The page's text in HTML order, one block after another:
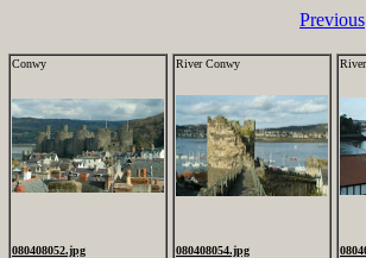
Previous
Conwy
080408052.jpg
River Conwy
080408054.jpg